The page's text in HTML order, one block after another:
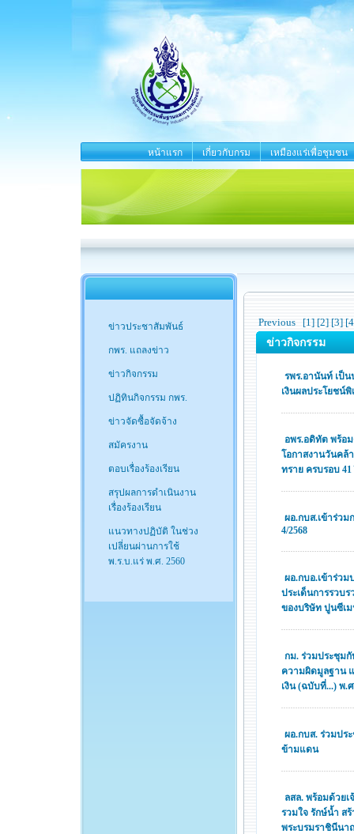
หน้าแรก เกี่ยวกับกรม เหมืองแร่เพื่อชุมชน
ข่าวประชาสัมพันธ์
กพร. แถลงข่าว
ข่าวกิจกรรม
ปฏิทินกิจกรรม กพร.
ข่าวจัดซื้อจัดจ้าง
สมัครงาน
ตอบเรื่องร้องเรียน
สรุปผลการดำเนินงาน
เรื่องร้องเรียน
แนวทางปฏิบัติ ในช่วง
เปลี่ยนผ่านการใช้
พ.ร.บ.แร่ พ.ศ. 2560
Previous [1] [2] [3]
ข่าวกิจกรรม
รพร.อานันท์ เป็
เงินผลประโยชน์พิ
อพร.อดิทัต พร้อ
โอกาสงานวันคล้
ทราย ครบรอบ 41
ผอ.กบส.เข้าร่ว
4/2568
ผอ.กบอ.เข้าร่วม
ประเด็นการรวบ
ของบริษัท ปูนซีเม
กม. ร่วมประชุม
ความผิดมูลฐาน
เงิน (ฉบับที่...) พ.
ผอ.กบส. ร่วมปร
ข้ามแดน
ลสล. พร้อมด้วย
รวมใจ รักษ์น้ำ สร้
พระบรมราชินีนา